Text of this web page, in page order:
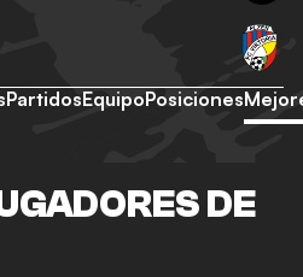
PartidosEquipoPosiciones
DE